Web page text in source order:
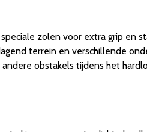
zolen voor extra grip en
terrein en verschillende
obstakels tijdens het